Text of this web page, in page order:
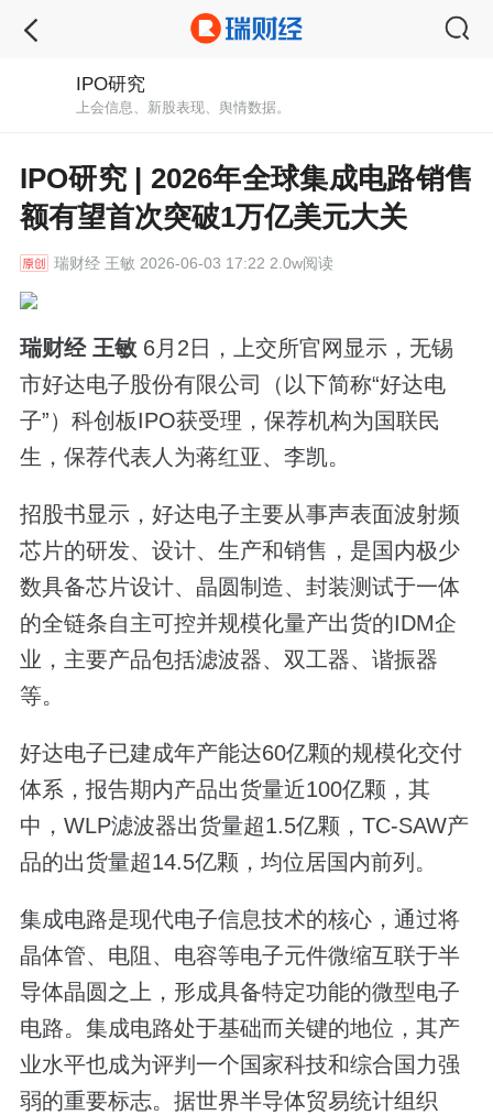
IPO研究
上会信息、新股表现、舆情数据。
IPO研究 | 2026年全球集成电路销售
额有望首次突破1万亿美元大关
瑞财经王敏 2026-06-03 17:22 2.0w阅读
瑞财经 王敏 6月2日，上交所官网显示，无锡
市好达电子股份有限公司（以下简称“好达电
子”）科创板IPO获受理，保荐机构为国联民
生，保荐代表人为蒋红亚、李凯。
招股书显示，好达电子主要从事声表面波射频
芯片的研发、设计、生产和销售，是国内极少
数具备芯片设计、晶圆制造、封装测试于一体
的全链条自主可控并规模化量产出货的IDM企
业，主要产品包括滤波器、双工器、谐振器
等。
好达电子已建成年产能达60亿颗的规模化交付
体系，报告期内产品出货量近100亿颗，其
中，WLP滤波器出货量超1.5亿颗，TC-SAW产
品的出货量超14.5亿颗，均位居国内前列。
集成电路是现代电子信息技术的核心，通过将
晶体管、电阻、电容等电子元件微缩互联于半
导体晶圆之上，形成具备特定功能的微型电子
电路。集成电路处于基础而关键的地位，其产
业水平也成为评判一个国家科技和综合国力强
弱的重要标志。据世界半导体贸易统计组织